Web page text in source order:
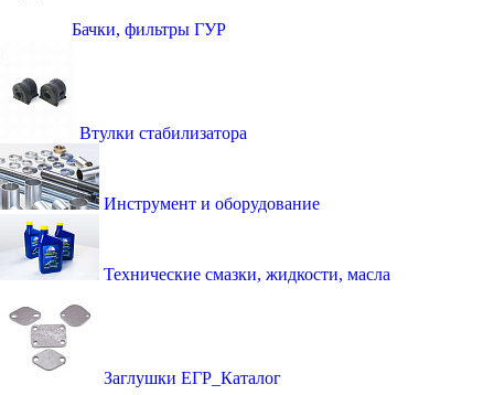
Бачки, фильтры ГУР
Втулки стабилизатора
Инструмент и оборудование
Технические смазки, жидкости, масла
Заглушки ЕГР_Каталог